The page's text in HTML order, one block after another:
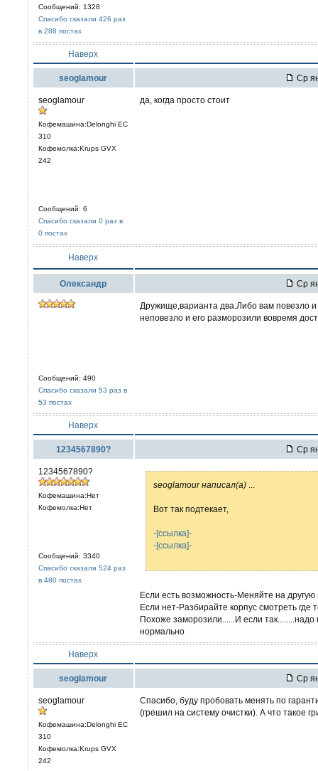
Сообщений: 1328
Спасибо сказали 426 раз
в 288 постах
Наверх
seoglamour Ср
seoglamour
Кофемашина:Delonghi EC
310
Кофемолка:Krups GVX
242
Сообщений: 6
Спасибо сказали 0 раз в
0 постах
да, когда просто стоит
Наверх
Олександр Ср
Сообщений: 490
Спасибо сказали 53 раз в
53 постах
Дружище,варианта два.Либо вам повезло
неповезло и его разморозили вовремя
Наверх
1234567890? Ср
1234567890?
Кофемашина:Нет
Кофемолка:Нет
Сообщений: 3340
Спасибо сказали 524 раз
в 480 постах
seoglamour написал(а)
Вот так подтекает,
-[ссылка]-
-[ссылка]-
Если есть возможность-Меняйте на другую
Если нет-Разбирайте корпус смотреть где
Похоже заморозили......И если
нормально
Наверх
seoglamour Ср
seoglamour
Кофемашина:Delonghi EC
310
Кофемолка:Krups GVX
242
Спасибо, буду пробовать менять по
(грешил на систему очистки). А что такое